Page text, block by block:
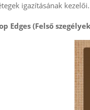
igazításának kezelői.
Edges (Felső